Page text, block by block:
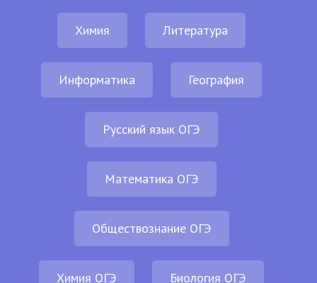
Химия Литература
Информатика География
Русский язык ОГЭ
Математика ОГЭ
Обществознание ОГЭ
Химия ОГЭ Биология ОГЭ